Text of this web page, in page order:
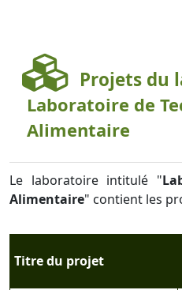
Projets du
Laboratoire de
Alimentaire
Le laboratoire intitulé "
Alimentaire" contient les
Titre du projet